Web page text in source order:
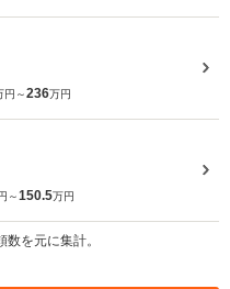
円～236万円
～150.5万円
を元に集計。